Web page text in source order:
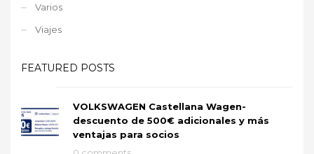
Varios
Viajes
FEATURED POSTS
VOLKSWAGEN Castellana Wagen-
descuento de 500€ adicionales y más
ventajas para socios